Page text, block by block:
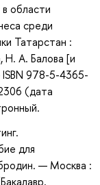
области
среди
Татарстан :
А. Балова [и
978-5-4365-
(дата
для
— Москва :